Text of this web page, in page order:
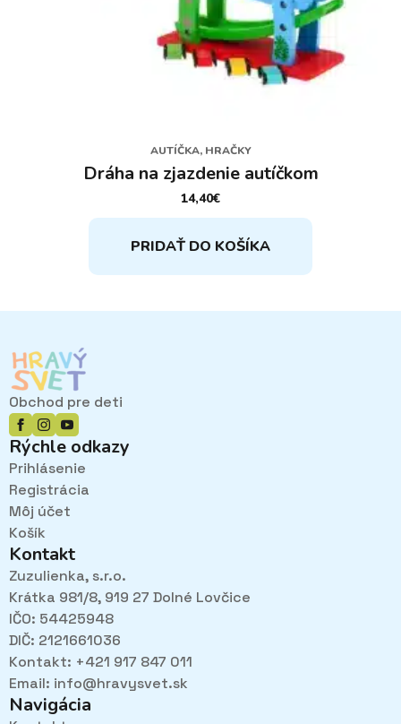
AUTÍČKA, HRAČKY
Dráha na zjazdenie autíčkom
14,40€
PRIDAŤ DO KOŠÍKA
Obchod pre deti
Rýchle odkazy
Prihlásenie
Registrácia
Môj účet
Košík
Kontakt
Zuzulienka, s.r.o.
Krátka 981/8, 919 27 Dolné Lovčice
IČO: 54425948
DIČ: 2121661036
Kontakt: +421 917 847 011
Email: info@hravysvet.sk
Navigácia